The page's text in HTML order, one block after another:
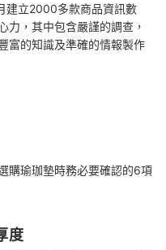
建立2000多款商品資訊數
力，其中包含嚴謹的調查，
富的知識及準確的情報製作
購瑜珈墊時務必要確認的6項
度